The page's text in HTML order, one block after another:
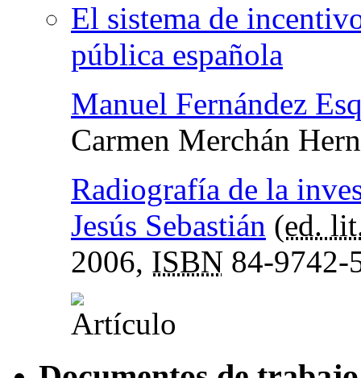
El sistema de
pública española
Manuel Fernández
Carmen Merchán
Radiografía de la
Jesús Sebastián (ed.
2006, ISBN 84-